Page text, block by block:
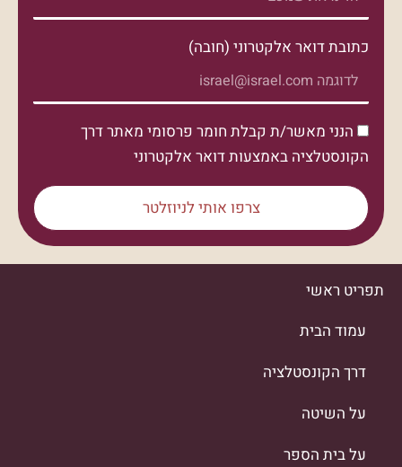
כתובת דואר אלקטרוני (חובה)
הנני מאשר/ת קבלת חומר פרסומי מאתר דרך
הקונסטלציה באמצעות דואר אלקטרוני
צרפו אותי לניוזלטר
תפריט ראשי
עמוד הבית
דרך הקונסטלציה
על השיטה
על בית הספר